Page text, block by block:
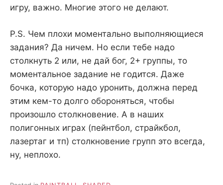
игру, важно. Многие этого не делают.
P.S. Чем плохи моментально выполняющиеся
задания? Да ничем. Но если тебе надо
столкнуть 2 или, не дай бог, 2+ группы, то
моментальное задание не годится. Даже
бочка, которую надо уронить, должна перед
этим кем-то долго обороняться, чтобы
произошло столкновение. А в наших
полигонных играх (пейнтбол, страйкбол,
лазертаг и тп) столкновение групп это всегда,
ну, неплохо.